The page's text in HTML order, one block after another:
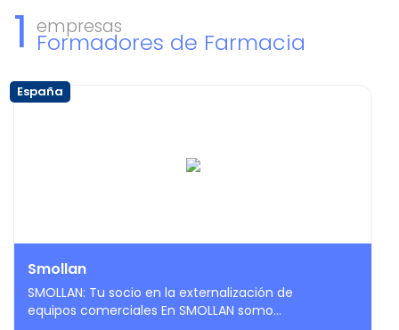
1 empresas
Formadores de Farmacia
España
Smollan
SMOLLAN: Tu socio en la externalización de
equipos comerciales En SMOLLAN somo...